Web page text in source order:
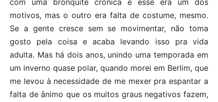
com uma bronquite crônica e esse era um dos
motivos, mas o outro era falta de costume, mesmo.
Se a gente cresce sem se movimentar, não toma
gosto pela coisa e acaba levando isso pra vida
adulta. Mas há dois anos, unindo uma temporada em
um inverno quase polar, quando morei em Berlim, que
me levou à necessidade de me mexer pra espantar a
falta de ânimo que os muitos graus negativos fazem,